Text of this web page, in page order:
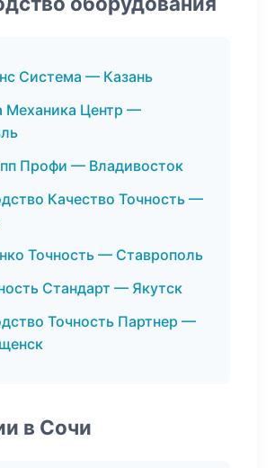
Система — Казань
Механика Центр —
Профи — Владивосток
Качество Точность —
Точность — Ставрополь
Стандарт — Якутск
Точность Партнер —
в Сочи